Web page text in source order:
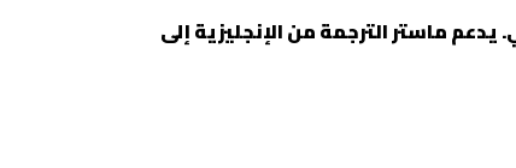
ماستر الترجمة من الإنجليزية إلى